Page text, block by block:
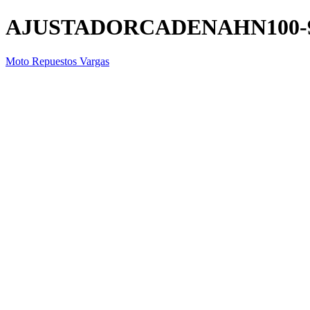
Moto Repuestos Vargas